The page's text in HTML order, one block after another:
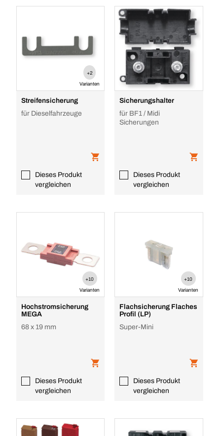
+2
Varianten
Streifensicherung
für Dieselfahrzeuge
Dieses Produkt
vergleichen
Sicherungshalter
für BF1 / Midi
Sicherungen
Dieses Produkt
vergleichen
+10
Varianten
Hochstromsicherung
MEGA
68 x 19 mm
Dieses Produkt
vergleichen
+10
Varianten
Flachsicherung Flaches
Profil (LP)
Super-Mini
Dieses Produkt
vergleichen